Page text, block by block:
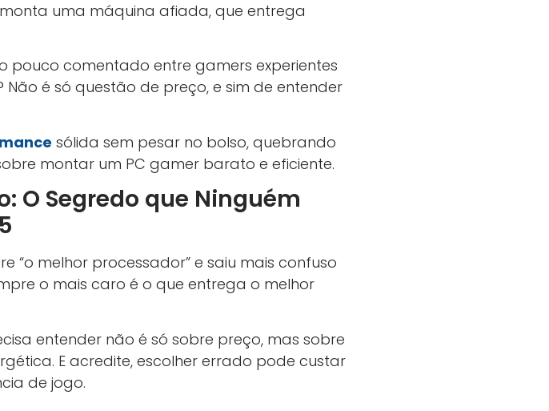
uma máquina afiada, que entrega
pouco comentado entre gamers experientes
é só questão de preço, e sim de entender
sólida sem pesar no bolso, quebrando
montar um PC gamer barato e eficiente.
O Segredo que Ninguém
“o melhor processador” e saiu mais confuso
o mais caro é o que entrega o melhor
entender não é só sobre preço, mas sobre
E acredite, escolher errado pode custar
de jogo.